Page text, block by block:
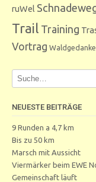
ruWel
Trail Training
Vortrag
NEUESTE BEITRÄGE
9 Runden a 4,7 km
Bis zu 50 km
Marsch mit Aussicht
Viermärker beim EWE
Gemeinschaft läuft